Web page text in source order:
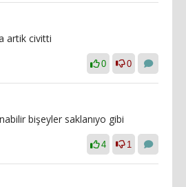
artik civitti
0 0
bişeyler saklanıyo gibi
4 1